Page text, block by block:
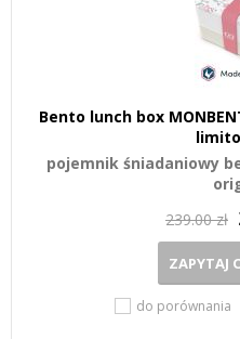
Bento lunch box
pojemnik śniadaniowy
239.00 zł
ZAPYTAJ
do porównania